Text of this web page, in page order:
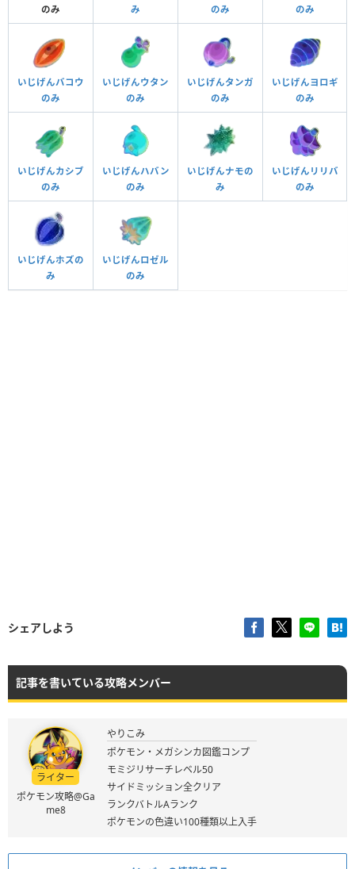
のみ
み
のみ
のみ
いじげんバコウ
のみ
いじげんウタン
のみ
いじげんタンガ
のみ
いじげんヨロギ
のみ
いじげんカシブ
のみ
いじげんハバン
のみ
いじげんナモの
み
いじげんリリバ
のみ
いじげんホズの
み
いじげんロゼル
のみ
シェアしよう
記事を書いている攻略メンバー
ライター
ポケモン攻略@Ga
me8
やりこみ
ポケモン・メガシンカ図鑑コンプ
モミジリサーチレベル50
サイドミッション全クリア
ランクバトルAランク
ポケモンの色違い100種類以上入手